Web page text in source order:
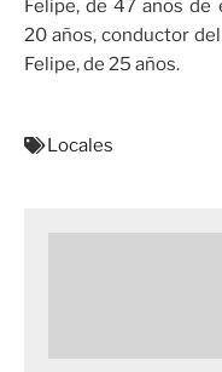
Felipe, de 47 años de
20 años, conductor
Felipe, de 25 años.
Locales